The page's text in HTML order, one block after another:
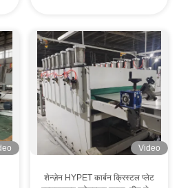
Video
शेन्ज़ेन HYPET कार्बन क्रिस्टल प्लेट